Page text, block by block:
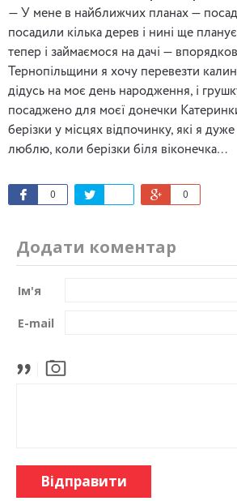
— У мене в найближчих планах —
посадили кілька дерев і нині ще
тепер і займаємося на дачі —
Тернопільщини я хочу перевезти
дідусь на моє день народження, і
посаджено для моєї донечки
берізки у місцях відпочинку, які я
люблю, коли берізки біля віконечка…
0 0
Додати коментар
Ім'я
E-mail
Відправити